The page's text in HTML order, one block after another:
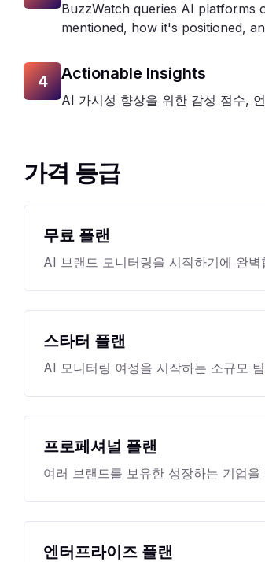
BuzzWatch queries AI platforms
mentioned, how it's positioned,
4 Actionable Insights
AI 가시성 향상을 위한 감성 점수,
가격 등급
무료 플랜
AI 브랜드 모니터링을 시작하기에 완
스타터 플랜
AI 모니터링 여정을 시작하는 소규모
프로페셔널 플랜
여러 브랜드를 보유한 성장하는 기업
엔터프라이즈 플랜